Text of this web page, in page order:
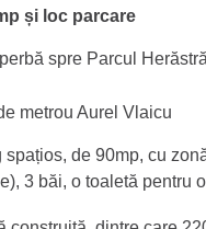
și loc parcare
spre Parcul
metrou Aurel Vlaicu
de 90mp, cu
3 băi, o toaletă pentru